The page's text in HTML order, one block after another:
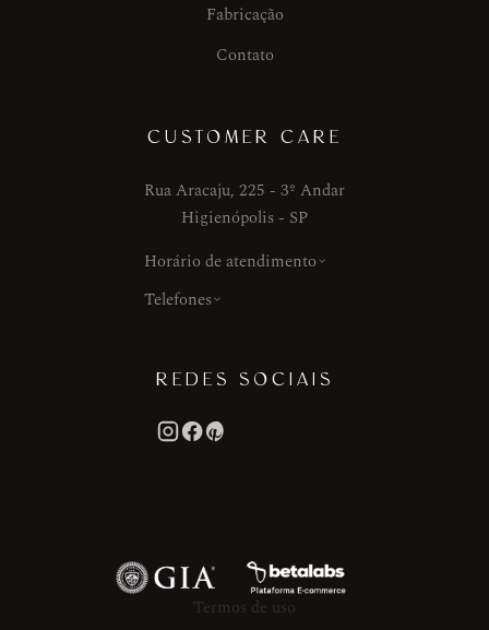
Fabricação
Contato
CUSTOMER CARE
Rua Aracaju, 225 - 3º Andar
Higienópolis - SP
Horário de atendimento
Telefones
REDES SOCIAIS
Termos de uso